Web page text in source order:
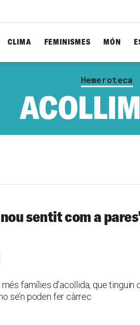
CLIMA FEMINISMES MÓN
Hemeroteca
sentit com a
famílies d’acollida, que tinguin
se’n poden fer càrrec